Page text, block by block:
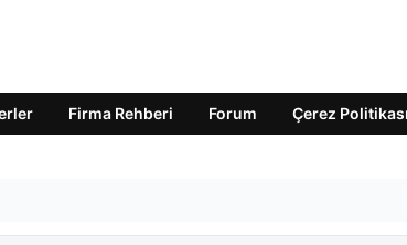
Firma Rehberi Forum Çerez Politikası